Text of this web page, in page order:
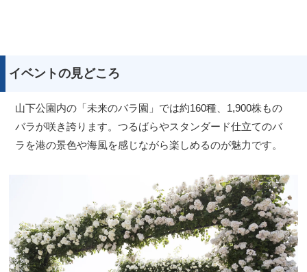
イベントの見どころ
山下公園内の「未来のバラ園」では約160種、1,900株もの
バラが咲き誇ります。つるばらやスタンダード仕立てのバ
ラを港の景色や海風を感じながら楽しめるのが魅力です。